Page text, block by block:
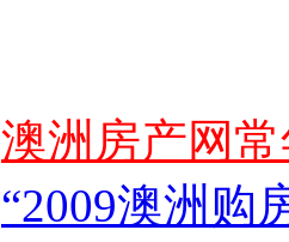
澳洲房产网
“2009澳洲购